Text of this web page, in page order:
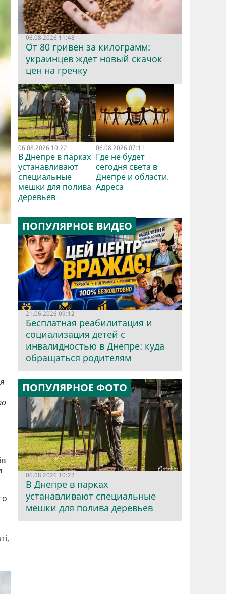
06.08.2026 11:48
От 80 гривен за килограмм:
украинцев ждет новый скачок
цен на гречку
06.08.2026 10:22
В Днепре в парках
устанавливают
специальные
мешки для полива
деревьев
06.08.2026 07:11
Где не будет
сегодня света в
Днепре и области.
Адреса
ПОПУЛЯРНОЕ ВИДЕО
21.06.2026 09:12
Бесплатная реабилитация и
социализация детей с
инвалидностью в Днепре: куда
обращаться родителям
ПОПУЛЯРНОЕ ФОТО
06.08.2026 10:22
В Днепре в парках
устанавливают специальные
мешки для полива деревьев